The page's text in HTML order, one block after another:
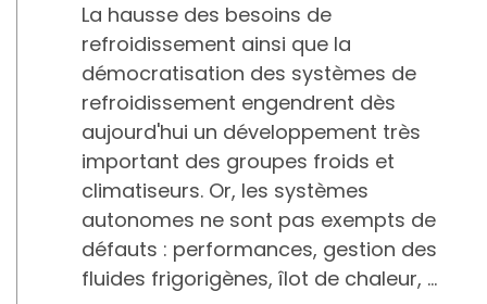
La hausse des besoins de
refroidissement ainsi que la
démocratisation des systèmes de
refroidissement engendrent dès
aujourd'hui un développement très
important des groupes froids et
climatiseurs. Or, les systèmes
autonomes ne sont pas exempts de
défauts : performances, gestion des
fluides frigorigènes, îlot de chaleur, …